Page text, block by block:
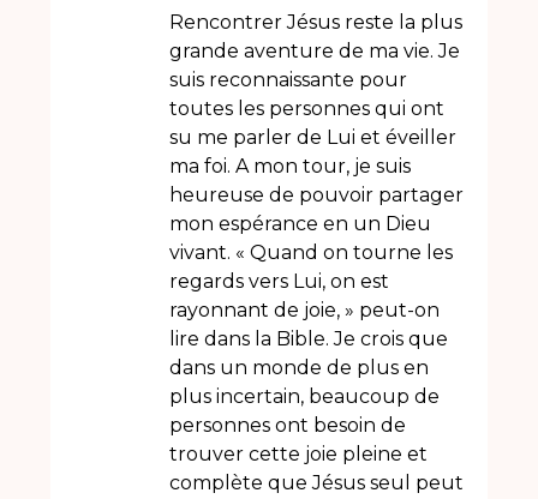
Rencontrer Jésus reste la plus
grande aventure de ma vie. Je
suis reconnaissante pour
toutes les personnes qui ont
su me parler de Lui et éveiller
ma foi. A mon tour, je suis
heureuse de pouvoir partager
mon espérance en un Dieu
vivant. « Quand on tourne les
regards vers Lui, on est
rayonnant de joie, » peut-on
lire dans la Bible. Je crois que
dans un monde de plus en
plus incertain, beaucoup de
personnes ont besoin de
trouver cette joie pleine et
complète que Jésus seul peut